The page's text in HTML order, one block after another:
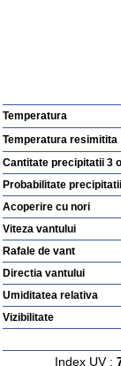
Temperatura
Temperatura resimitita
Cantitate precipitatii 3
Probabilitate precipitatii
Acoperire cu nori
Viteza vantului
Rafale de vant
Directia vantului
Umiditatea relativa
Vizibilitate
Index UV :